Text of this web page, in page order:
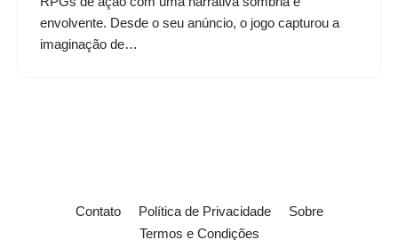
envolvente. Desde o seu anúncio, o jogo capturou a
imaginação de…
Contato Política de Privacidade
Sobre
Termos e Condições